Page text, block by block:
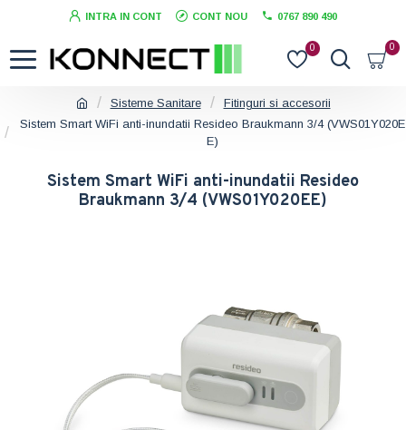
INTRA IN CONT CONT NOU 0767 890 490
0 0
Sisteme Sanitare
Fitinguri si accesorii
Sistem Smart WiFi anti-inundatii Resideo Braukmann 3/4 (VWS01Y020E
E)
Sistem Smart WiFi anti-inundatii Resideo
Braukmann 3/4 (VWS01Y020EE)